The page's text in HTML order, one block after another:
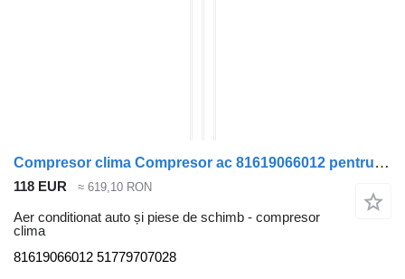
Compresor clima Compresor ac 81619066012 pentru cap tractor MAN TGX
118 EUR ≈ 619,10 RON
Aer conditionat auto și piese de schimb - compresor
clima
81619066012 51779707028